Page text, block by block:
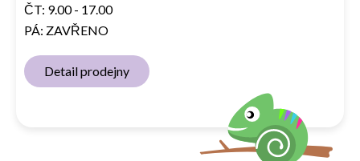
ČT: 9.00 - 17.00
PÁ: ZAVŘENO
Detail prodejny